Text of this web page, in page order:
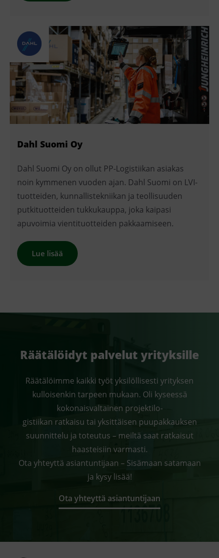
Dahl Suomi Oy
Dahl Suomi Oy on ollut PP-Logistiikan asiakas
noin kymmenen vuoden ajan. Dahl Suomi on LVI-
tuotteiden, kunnallistekniikan ja teollisuuden
putkituotteiden tukkukauppa, joka kaipasi
apuvoimia vientituotteiden pakkaamiseen.
Lue lisää
Räätälöidyt palvelut yrityksille
Räätälöimme kaikki työt yksilöllisesti yrityksen
kulloisenkin tarpeen mukaan. Oli kyseessä
kokonaisvaltainen projektilo-
gistiikan ratkaisu tai yksittäisen puupakkauksen
suunnittelu ja toteutus – meiltä saat ratkaisut
haasteisiin varmasti.
Ota yhteyttä asiantuntijaan – Sisämaan satamaan
ja kysy lisää!
Ota yhteyttä asiantuntijaan